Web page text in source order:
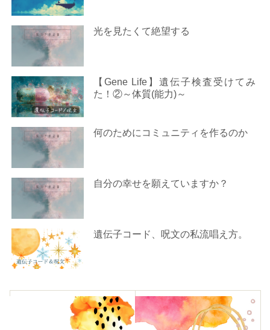
光を見たくて絶望する
【Gene Life】遺伝子検査受けてみ
た！②～体質(能力)～
何のためにコミュニティを作るのか
自分の幸せを願えていますか？
遺伝子コード、呪文の私流唱え方。